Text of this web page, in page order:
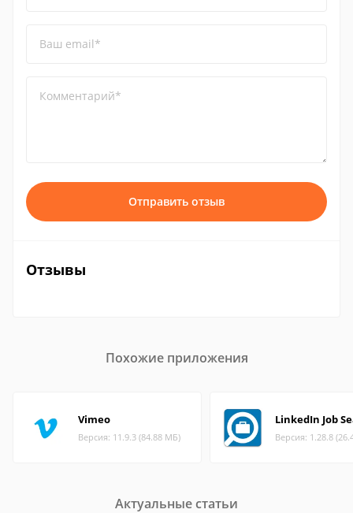
Ваш email*
Комментарий*
Отправить отзыв
Отзывы
Похожие приложения
Vimeo
Версия: 11.9.3 (84.88 МБ)
LinkedIn Job
Версия: 1.28.8
Актуальные статьи